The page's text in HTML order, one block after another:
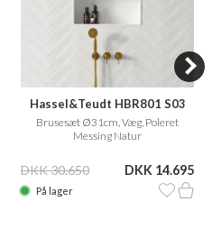
Hassel&Teudt HBR801 S03
Brusesæt Ø31cm, Væg, Poleret
Messing Natur
DKK 30.650 DKK 14.695
På lager